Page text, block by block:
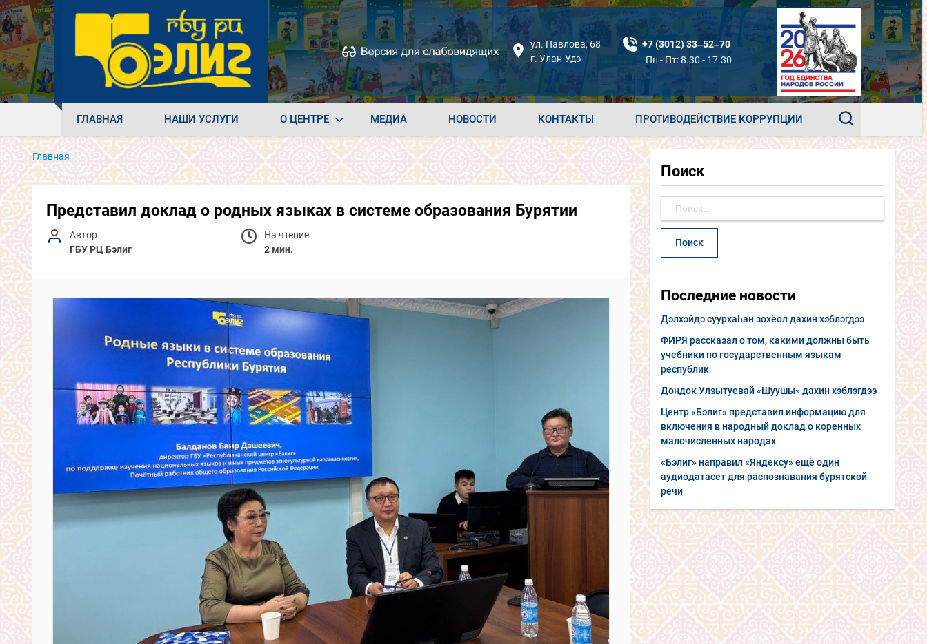
ул. Павлова, 68
г. Улан-Удэ
+7 (3012) 33‒52‒70
Пн - Пт: 8.30 - 17.30
ГЛАВНАЯ НАШИ УСЛУГИ О ЦЕНТРЕ МЕДИА НОВОСТИ КОНТАКТЫ ПРОТИВОДЕЙСТВИЕ КОРРУПЦИИ
Главная
Представил доклад о родных языках в системе образования Бурятии
Автор
ГБУ РЦ Бэлиг
На чтение
2 мин.
Поиск
Последние новости
Дэлхэйдэ суурхаһан зохёол дахин хэблэгдээ
ФИРЯ рассказал о том, какими должны быть
учебники по государственным языкам
республик
Дондок Улзытуевай «Шуушы» дахин хэблэгдээ
Центр «Бэлиг» представил информацию для
включения в народный доклад о коренных
малочисленных народах
«Бэлиг» направил «Яндексу» ещё один
аудиодатасет для распознавания бурятской
речи